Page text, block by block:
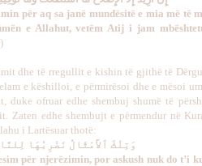
për aq sa janë mundësitë e mia më të
e Allahut, vetëm Atij i jam
dhe të rregullit e kishin të gjithë të
e këshilloi, e përmirësoi dhe e mësoi
duke ofruar edhe shembuj shumë të
Zaten edhe shembujt e përmendur në
i Lartësuar thotë:
وَتِلْكَ ٱلأَمْثَالُ نَضْرِبُهَا
për njerëzimin, por askush nuk do t’i